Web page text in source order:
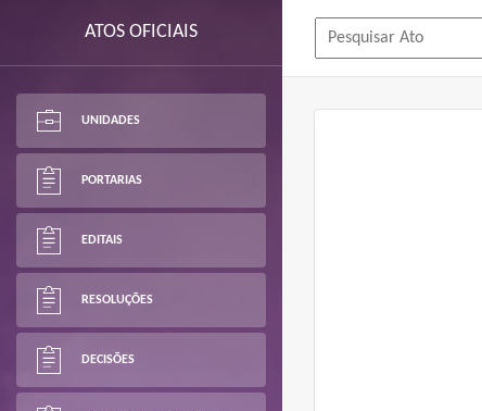
ATOS OFICIAIS
UNIDADES
PORTARIAS
EDITAIS
RESOLUÇÕES
DECISÕES